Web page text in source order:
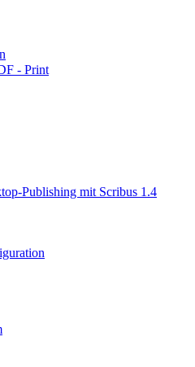
- Print
Publishing mit Scribus 1.4